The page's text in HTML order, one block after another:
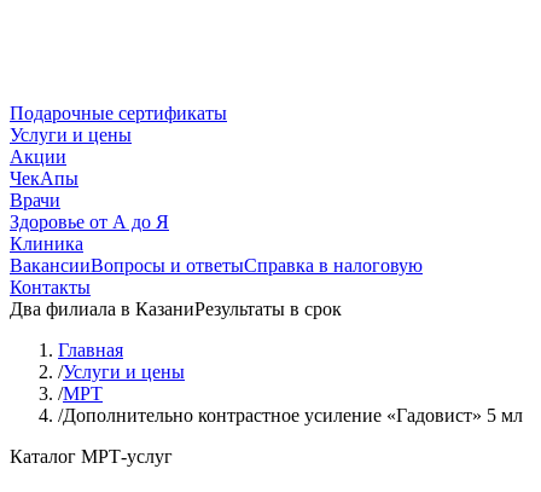
Подарочные сертификаты
Услуги и цены
Акции
ЧекАпы
Врачи
Здоровье от А до Я
Клиника
ВакансииВопросы и ответыСправка в налоговую
Контакты
Два филиала в КазаниРезультаты в срок
Главная
/Услуги и цены
/МРТ
/Дополнительно контрастное усиление «Гадовист» 5 мл
Каталог МРТ-услуг